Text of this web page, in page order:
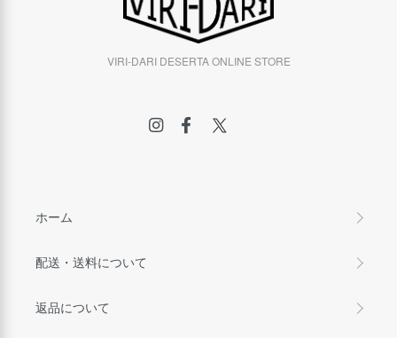
VIRI-DARI DESERTA ONLINE STORE
ホーム
配送・送料について
返品について